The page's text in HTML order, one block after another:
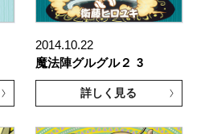
2014.10.22
魔法陣グルグル２ 3
詳しく見る